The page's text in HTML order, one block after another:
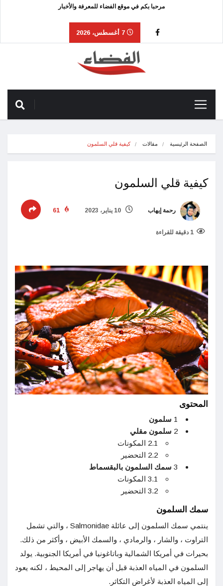
مرحبا بكم في موقع الفضاء للمعرفة والأخبار
الصفحة الرئيسية مقالات كيفية قلي السلمون
كيفية قلي السلمون
رحمة إيهاب
1 دقيقة للقراءة
المحتوى
1 سلمون
2 سلمون مقلي
2.1 المكونات
2.2 التحضير
3 سمك السلمون بالبقسماط
3.1 المكونات
3.2 التحضير
سمك السلمون
ينتمي سمك السلمون إلى عائلة Salmonidae ، والتي تشمل
التراوت ، والشار ، والرمادي ، والسمك الأبيض ، وأكثر من ذلك.
بحيرات في أمريكا الشمالية وباتاغونيا في أمريكا الجنوبية. يولد
السلمون في المياه العذبة قبل أن يهاجر إلى المحيط ، لكنه يعود
إلى المياه العذبة لأغراض التكاثر.